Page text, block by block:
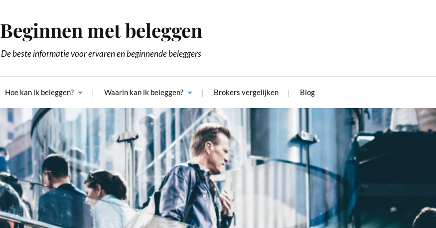
Beginnen met beleggen
De beste informatie voor ervaren en beginnende beleggers
Hoe kan ik beleggen? Waarin kan ik beleggen? Brokers vergelijken Blog